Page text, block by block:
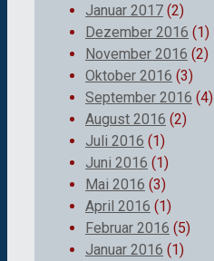
Januar 2017 (2)
Dezember 2016 (1)
November 2016 (2)
Oktober 2016 (3)
September 2016 (4)
August 2016 (2)
Juli 2016 (1)
Juni 2016 (1)
Mai 2016 (3)
April 2016 (1)
Februar 2016 (5)
Januar 2016 (1)